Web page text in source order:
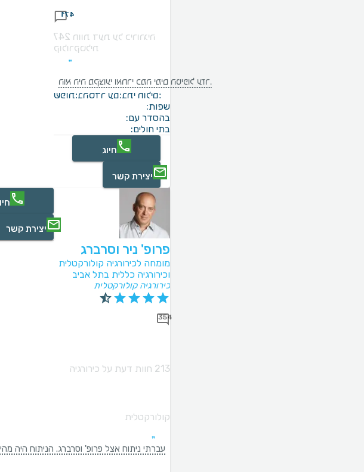
471
247 חוות דעת על כירורגיה
קולורקטלית
הוא היה מקצועי ואחרי כמה ימים הטיפול עזר.
שפות:בהסדר עם:בתי חולים:
שפות:
בהסדר עם:
בתי חולים:
חיוג
יצירת קשר
פרופ' ניר וסרברג
מומחה לכירורגיה קולורקטלית
וכירורגיה כללית בתל אביב
כירורגיה קולורקטלית
354
213 חוות דעת על כירורגיה
קולורקטלית
עברתי ניתוח אצל פרופ' וסרברג. הניתוח היה
יצירת קשר